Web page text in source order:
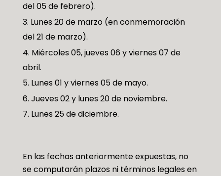
del 05 de febrero).
Lunes 20 de marzo (en conmemoración
del 21 de marzo).
Miércoles 05, jueves 06 y viernes 07 de
abril.
Lunes 01 y viernes 05 de mayo.
Jueves 02 y lunes 20 de noviembre.
Lunes 25 de diciembre.
En las fechas anteriormente expuestas, no
se computarán plazos ni términos legales en